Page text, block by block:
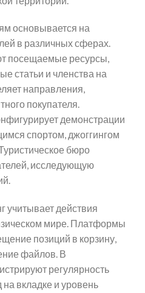
основывается на
в различных сферах.
посещаемые ресурсы,
статьи и членства на
направления,
покупателя.
демонстрации
спортом, джоггингом
бюро
исследующую
учитывает действия
мире. Платформы
позиций в корзину,
файлов. В
регулярность
вкладке и уровень